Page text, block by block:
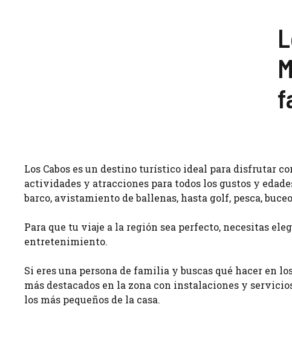
Los Cabos es un destino turístico ideal para disfrutar
actividades y atracciones para todos los gustos y
barco, avistamiento de ballenas, hasta golf, pesca,
Para que tu viaje a la región sea perfecto, necesitas
entretenimiento.
Si eres una persona de familia y buscas qué hacer en
más destacados en la zona con instalaciones y
los más pequeños de la casa.